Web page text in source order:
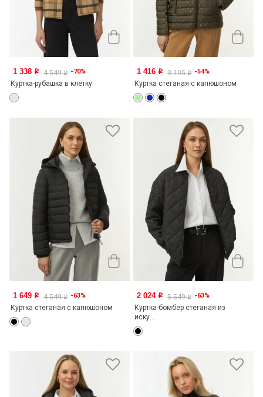
1 338 o 4 549o -70%
Куртка-рубашка в клетку
1 416 o 3 105o -54%
Куртка стеганая с капюшоном
1 649 o 4 549o -63%
Куртка стеганая с капюшоном
2 024 o 5 549o -63%
Куртка-бомбер стеганая из
иску...